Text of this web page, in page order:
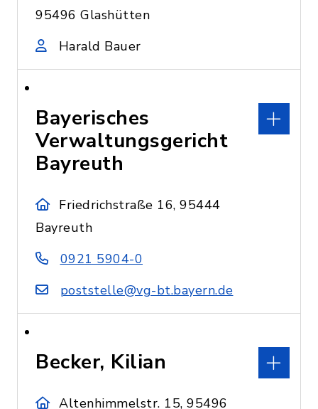
95496 Glashütten
Harald Bauer
Bayerisches
Verwaltungsgericht
Bayreuth
Friedrichstraße 16, 95444
Bayreuth
0921 5904-0
poststelle@vg-bt.bayern.de
Becker, Kilian
Altenhimmelstr. 15, 95496